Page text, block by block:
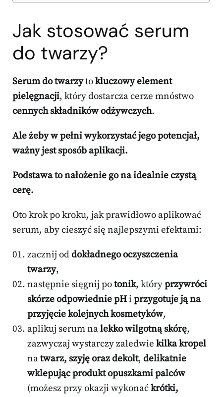
Jak stosować serum
do twarzy?
Serum do twarzytokluczowy element
pielęgnacji, który dostarcza cerze mnóstwo
cennych składników odżywczych.
Ale żeby w pełni wykorzystać jego potencjał,
ważny jest sposób aplikacji.
Podstawa to nałożenie go na idealnie czystą
cerę.
Oto krok po kroku, jak prawidłowo aplikować
serum, aby cieszyć się najlepszymi efektami:
zacznij oddokładnego oczyszczenia
twarzy,
następnie sięgnij potonik, któryprzywróci
skórze odpowiednie pHi przygotuje ją na
przyjęcie kolejnych kosmetyków,
aplikuj serum nalekko wilgotną skórę,
zazwyczaj wystarczy zaledwie kilka kropel
natwarz, szyję oraz dekolt, delikatnie
wklepując produkt opuszkami palców
(możesz przy okazji wykonaćkrótki,